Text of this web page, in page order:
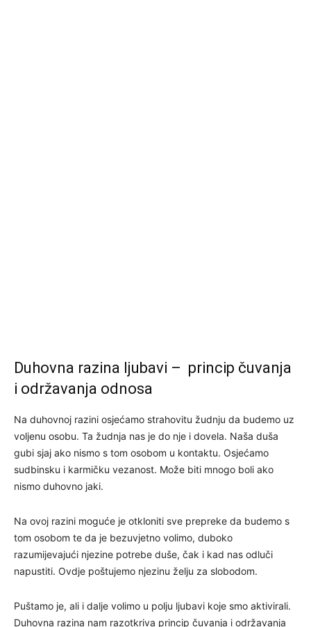
Duhovna razina ljubavi – princip čuvanja
i održavanja odnosa
Na duhovnoj razini osjećamo strahovitu žudnju da budemo uz
voljenu osobu. Ta žudnja nas je do nje i dovela. Naša duša
gubi sjaj ako nismo s tom osobom u kontaktu. Osjećamo
sudbinsku i karmičku vezanost. Može biti mnogo boli ako
nismo duhovno jaki.
Na ovoj razini moguće je otkloniti sve prepreke da budemo s
tom osobom te da je bezuvjetno volimo, duboko
razumijevajući njezine potrebe duše, čak i kad nas odluči
napustiti. Ovdje poštujemo njezinu želju za slobodom.
Puštamo je, ali i dalje volimo u polju ljubavi koje smo aktivirali.
Duhovna razina nam razotkriva princip čuvanja i održavanja